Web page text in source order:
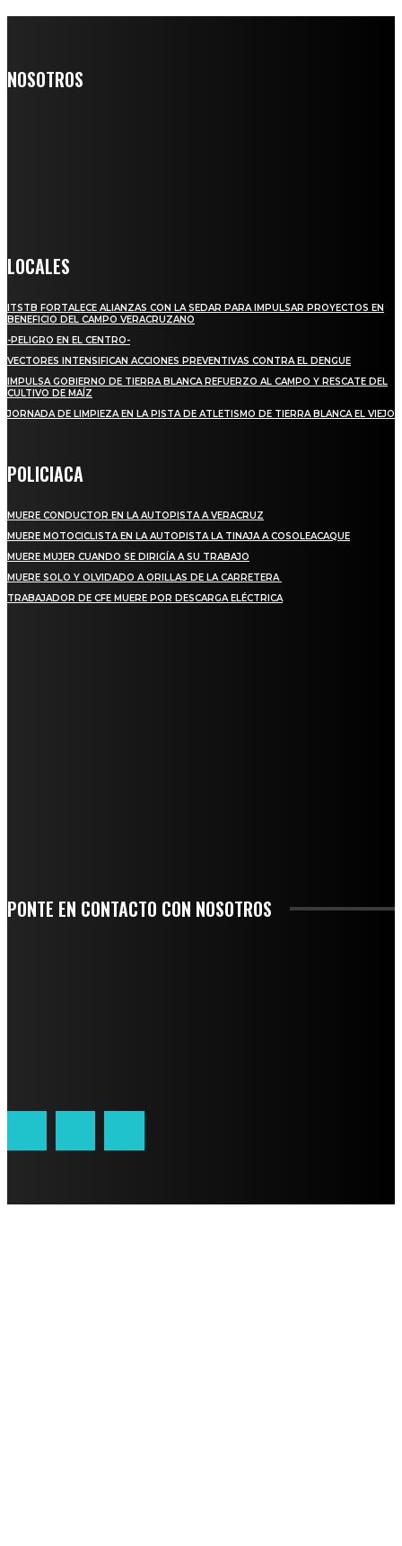
NOSOTROS
LOCALES
ITSTB FORTALECE ALIANZAS CON LA SEDAR PARA IMPULSAR PROYECTOS EN
BENEFICIO DEL CAMPO VERACRUZANO
-PELIGRO EN EL CENTRO-
VECTORES INTENSIFICAN ACCIONES PREVENTIVAS CONTRA EL DENGUE
IMPULSA GOBIERNO DE TIERRA BLANCA REFUERZO AL CAMPO Y RESCATE DEL
CULTIVO DE MAÍZ
JORNADA DE LIMPIEZA EN LA PISTA DE ATLETISMO DE TIERRA BLANCA EL VIEJO
POLICIACA
MUERE CONDUCTOR EN LA AUTOPISTA A VERACRUZ
MUERE MOTOCICLISTA EN LA AUTOPISTA LA TINAJA A COSOLEACAQUE
MUERE MUJER CUANDO SE DIRIGÍA A SU TRABAJO
MUERE SOLO Y OLVIDADO A ORILLAS DE LA CARRETERA
TRABAJADOR DE CFE MUERE POR DESCARGA ELÉCTRICA
PONTE EN CONTACTO CON NOSOTROS